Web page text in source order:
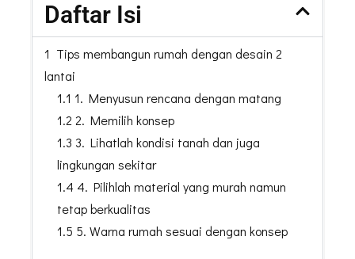
Daftar Isi
1 Tips membangun rumah dengan desain 2
lantai
1.1 1. Menyusun rencana dengan matang
1.2 2. Memilih konsep
1.3 3. Lihatlah kondisi tanah dan juga
lingkungan sekitar
1.4 4. Pilihlah material yang murah namun
tetap berkualitas
1.5 5. Warna rumah sesuai dengan konsep